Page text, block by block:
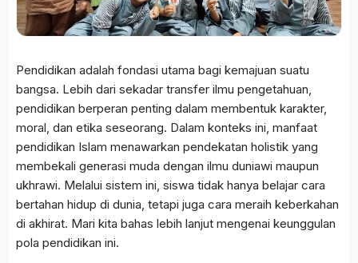
Pendidikan adalah fondasi utama bagi kemajuan suatu
bangsa. Lebih dari sekadar transfer ilmu pengetahuan,
pendidikan berperan penting dalam membentuk karakter,
moral, dan etika seseorang. Dalam konteks ini, manfaat
pendidikan Islam menawarkan pendekatan holistik yang
membekali generasi muda dengan ilmu duniawi maupun
ukhrawi. Melalui sistem ini, siswa tidak hanya belajar cara
bertahan hidup di dunia, tetapi juga cara meraih keberkahan
di akhirat. Mari kita bahas lebih lanjut mengenai keunggulan
pola pendidikan ini.